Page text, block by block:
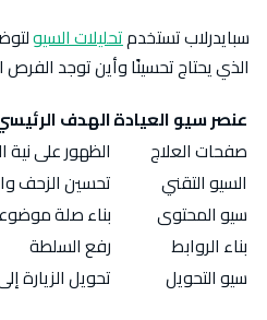
سبايدرلاب تستخدمتحليلات السيو
الذي يحتاج تحسينًا وأين توجد الفرص
عنصر سيو العيادةالهدف
صفحات العلاج
الظهور على
السيو التقني
تحسين الزحف
سيو المحتوى
بناء صلة
بناء الروابط
رفع السلطة
سيو التحويل
تحويل الزيارة